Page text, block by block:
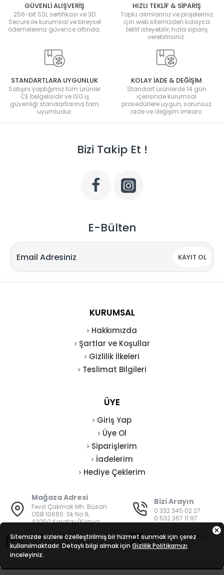
GÜVENLİ ALIŞVERİŞ
256-bit SSL sertifikası ve 3D
Secure ile kurumsal ve bireysel
ödemeleriniz güvence altında.
HIZLI TEKLİF & SİPARİŞ
Toplu alımlarınız ve projeleriniz
için web sitemizden kolayca
teklif isteyebilir, hızla sipariş
verebilirsiniz.
STANDARTLARA UYGUNLUK
Satışını yaptığımız tüm ürünler
CE belgelisidir ve ISO iş
güvenliği standartlarına tam
uyumludur.
KOLAY İADE & DEĞİŞİM
Standart ürünlerde 14 gün
içerisinde kurumsal
prosedürlere uygun, sorunsuz
iade ve değişim imkanı.
Bizi Takip Et !
E-Bülten
KAYIT OL
KURUMSAL
Hakkımızda
Şartlar ve Koşullar
Gizlilik İlkeleri
Teslimat Bilgileri
ÜYE
Giriş Yap
Üye Ol
Siparişlerim
İadelerim
Hediye Çeklerim
Mağaza Adresi
Fevzi Çakmak Mh. Büsan
OSB 10660. Sk No:9,
42050 Karatay/Konya
Bizi Arayın
0 332 345 02 27
0 532 367 11 97
E-Posta
bilgi@vatanisguvenligi.com
Mesai Saatleri
08:00 - 19:00
Sitemizde sizlere özelleştirilmiş bir hizmet sunmak için çerez
kullanılmaktadır. Detaylı bilgi almak için Gizlilik Politikamızı
inceleyiniz.